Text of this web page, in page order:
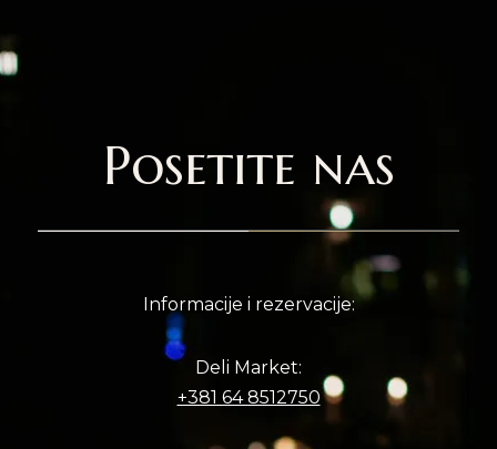
Posetite nas
Informacije i rezervacije:
Deli Market:
+381 64 8512750